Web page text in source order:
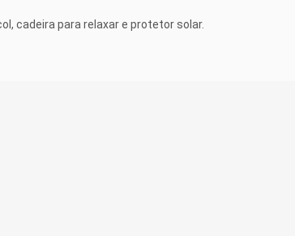
cadeira para relaxar e protetor solar.